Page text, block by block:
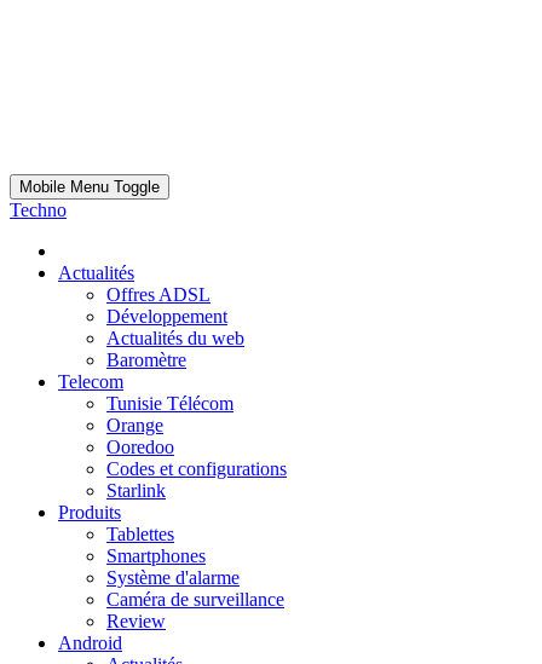
Mobile Menu Toggle
Techno
Actualités
Offres ADSL
Développement
Actualités du web
Baromètre
Telecom
Tunisie Télécom
Orange
Ooredoo
Codes et configurations
Starlink
Produits
Tablettes
Smartphones
Système d'alarme
Caméra de surveillance
Review
Android